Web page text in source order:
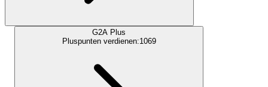
G2A Plus
Pluspunten verdienen:1069